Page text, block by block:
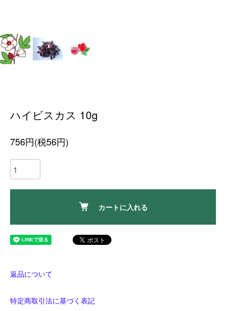
ハイビスカス 10g
756円(税56円)
カートに入れる
返品について
特定商取引法に基づく表記